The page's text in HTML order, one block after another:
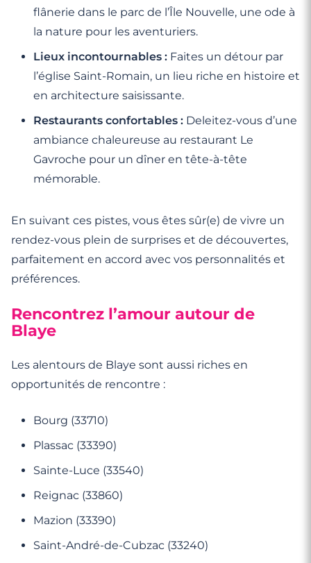
flânerie dans le parc de l’Île Nouvelle, une ode à
la nature pour les aventuriers.
Lieux incontournables : Faites un détour par
l’église Saint-Romain, un lieu riche en histoire et
en architecture saisissante.
Restaurants confortables : Deleitez-vous d’une
ambiance chaleureuse au restaurant Le
Gavroche pour un dîner en tête-à-tête
mémorable.
En suivant ces pistes, vous êtes sûr(e) de vivre un
rendez-vous plein de surprises et de découvertes,
parfaitement en accord avec vos personnalités et
préférences.
Rencontrez l’amour autour de
Blaye
Les alentours de Blaye sont aussi riches en
opportunités de rencontre :
Bourg (33710)
Plassac (33390)
Sainte-Luce (33540)
Reignac (33860)
Mazion (33390)
Saint-André-de-Cubzac (33240)